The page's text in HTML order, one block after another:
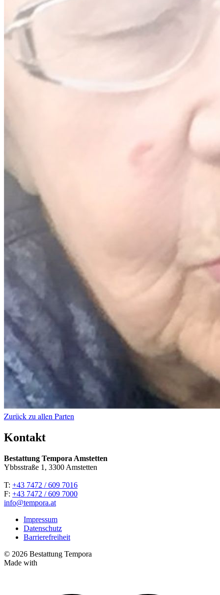
Zurück zu allen Parten
Kontakt
Bestattung Tempora Amstetten
Ybbsstraße 1, 3300 Amstetten
T: +43 7472 / 609 7016
F: +43 7472 / 609 7000
info@tempora.at
Impressum
Datenschutz
Barrierefreiheit
© 2026 Bestattung Tempora
Made with